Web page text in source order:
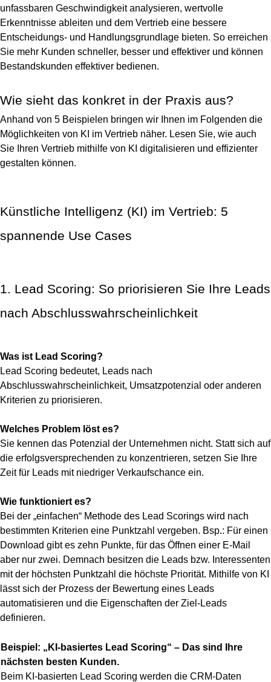
unfassbaren Geschwindigkeit analysieren, wertvolle
Erkenntnisse ableiten und dem Vertrieb eine bessere
Entscheidungs- und Handlungsgrundlage bieten. So erreichen
Sie mehr Kunden schneller, besser und effektiver und können
Bestandskunden effektiver bedienen.
Wie sieht das konkret in der Praxis aus?
Anhand von 5 Beispielen bringen wir Ihnen im Folgenden die
Möglichkeiten von KI im Vertrieb näher. Lesen Sie, wie auch
Sie Ihren Vertrieb mithilfe von KI digitalisieren und effizienter
gestalten können.
Künstliche Intelligenz (KI) im Vertrieb: 5
spannende Use Cases
1. Lead Scoring: So priorisieren Sie Ihre Leads
nach Abschlusswahrscheinlichkeit
Was ist Lead Scoring?
Lead Scoring bedeutet, Leads nach
Abschlusswahrscheinlichkeit, Umsatzpotenzial oder anderen
Kriterien zu priorisieren.
Welches Problem löst es?
Sie kennen das Potenzial der Unternehmen nicht. Statt sich auf
die erfolgsversprechenden zu konzentrieren, setzen Sie Ihre
Zeit für Leads mit niedriger Verkaufschance ein.
Wie funktioniert es?
Bei der „einfachen“ Methode des Lead Scorings wird nach
bestimmten Kriterien eine Punktzahl vergeben. Bsp.: Für einen
Download gibt es zehn Punkte, für das Öffnen einer E-Mail
aber nur zwei. Demnach besitzen die Leads bzw. Interessenten
mit der höchsten Punktzahl die höchste Priorität. Mithilfe von KI
lässt sich der Prozess der Bewertung eines Leads
automatisieren und die Eigenschaften der Ziel-Leads
definieren.
Beispiel: „KI-basiertes Lead Scoring“ – Das sind Ihre
nächsten besten Kunden.
Beim KI-basierten Lead Scoring werden die CRM-Daten